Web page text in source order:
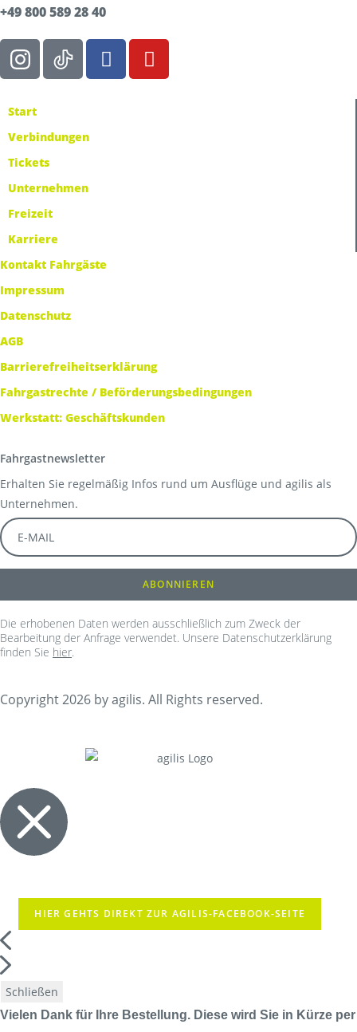
+49 800 589 28 40
Start
Verbindungen
Tickets
Unternehmen
Freizeit
Karriere
Kontakt Fahrgäste
Impressum
Datenschutz
AGB
Barrierefreiheitserklärung
Fahrgastrechte / Beförderungsbedingungen
Werkstatt: Geschäftskunden
Fahrgastnewsletter
Erhalten Sie regelmäßig Infos rund um Ausflüge und agilis als
Unternehmen.
Die erhobenen Daten werden ausschließlich zum Zweck der
Bearbeitung der Anfrage verwendet. Unsere Datenschutzerklärung
finden Sie hier.
Copyright 2026 by agilis. All Rights reserved.
HIER GEHTS DIREKT ZUR AGILIS-FACEBOOK-SEITE
Schließen
Vielen Dank für Ihre Bestellung. Diese wird Sie in Kürze per